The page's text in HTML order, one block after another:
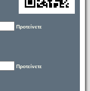
Προτείνετε
Προτείνετε